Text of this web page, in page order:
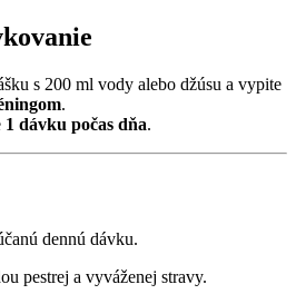
s 200 ml vody alebo džúsu a vypite
.
1 dávku počas dňa.
dennú dávku.
pestrej a vyváženej stravy.